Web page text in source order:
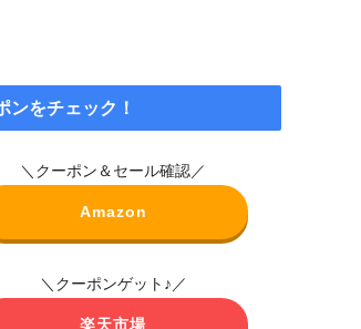
ンをチェック！
＼クーポン＆セール確認／
Amazon
＼クーポンゲット♪／
楽天市場